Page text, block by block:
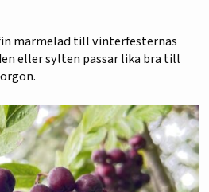
marmelad till vinterfesternas
eller sylten passar lika bra till